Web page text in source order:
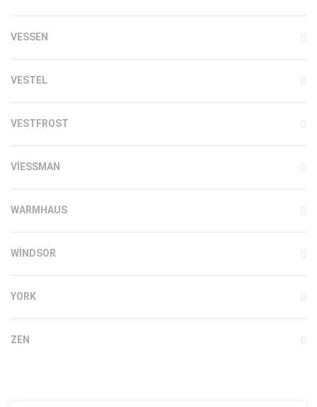
VESSEN
VESTEL
VESTFROST
VIESSMAN
WARMHAUS
WINDSOR
YORK
ZEN